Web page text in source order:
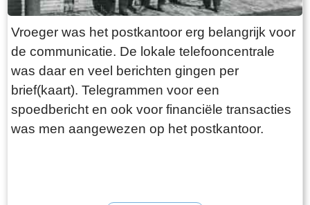
Vroeger was het postkantoor erg belangrijk voor
de communicatie. De lokale telefooncentrale
was daar en veel berichten gingen per
brief(kaart). Telegrammen voor een
spoedbericht en ook voor financiële transacties
was men aangewezen op het postkantoor.